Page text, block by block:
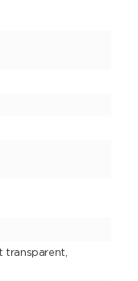
transparent,